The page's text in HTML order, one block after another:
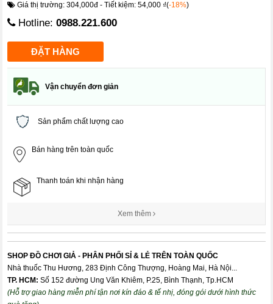
Giá thị trường: 304,000đ - Tiết kiệm: 54,000 ₫(-18%)
Hotline:0988.221.600
Vận chuyển đơn giản
Sản phẩm chất lượng cao
Bán hàng trên toàn quốc
Thanh toán khi nhận hàng
Xem thêm
SHOP ĐỒ CHƠI GIẢ - PHÂN PHỐI SỈ & LẺ TRÊN TOÀN QUỐC
Nhà thuốc Thu Hương, 283 Định Công Thượng, Hoàng Mai, Hà Nội...
TP. HCM: Số 152 đường Ung Văn Khiêm, P.25, Bình Thạnh, Tp.HCM
(Hỗ trợ giao hàng miễn phí tận nơi kín đáo & tế nhị, đóng gói dưới hình thức